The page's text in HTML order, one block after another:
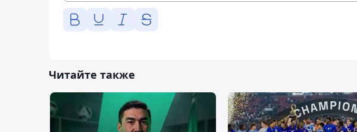
Читайте также